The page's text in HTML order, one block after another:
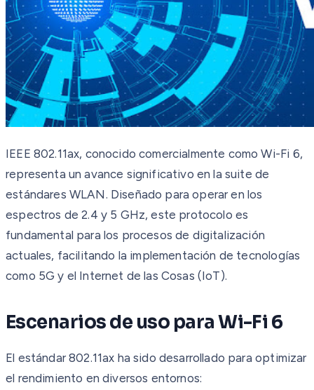
IEEE 802.11ax, conocido comercialmente como Wi-Fi 6,
representa un avance significativo en la suite de
estándares WLAN. Diseñado para operar en los
espectros de 2.4 y 5 GHz, este protocolo es
fundamental para los procesos de digitalización
actuales, facilitando la implementación de tecnologías
como 5G y el Internet de las Cosas (IoT).
Escenarios de uso para Wi-Fi 6
El estándar 802.11ax ha sido desarrollado para optimizar
el rendimiento en diversos entornos: